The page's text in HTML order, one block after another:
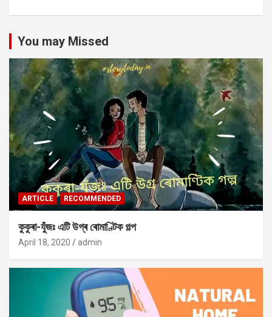
You may Missed
ARTICLE RECOMMENDED
কুকুৰা-যুঁজঃ এটি উগ্ৰ ৰোমাণ্টিক গল্প
April 18, 2020 admin